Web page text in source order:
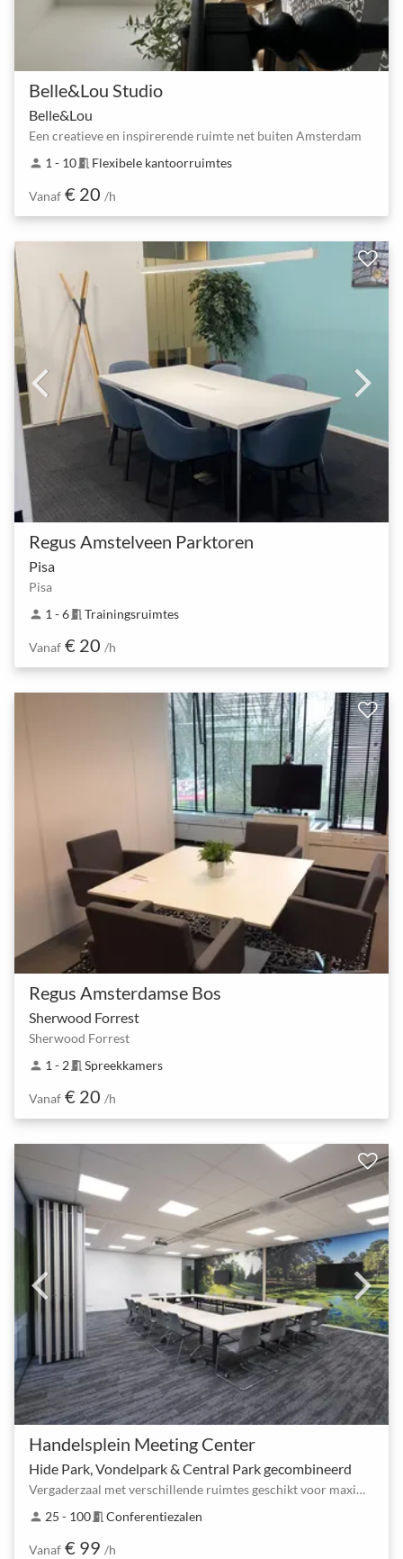
Belle&Lou Studio
Belle&Lou
Een creatieve en inspirerende ruimte net buiten Amsterdam
person 1 - 10meeting_room Flexibele kantoorruimtes
Vanaf € 20 /h
Regus Amstelveen Parktoren
Pisa
Pisa
person 1 - 6meeting_room Trainingsruimtes
Vanaf € 20 /h
Regus Amsterdamse Bos
Sherwood Forrest
Sherwood Forrest
person 1 - 2meeting_room Spreekkamers
Vanaf € 20 /h
Handelsplein Meeting Center
Hide Park, Vondelpark & Central Park gecombineerd
Vergaderzaal met verschillende ruimtes geschikt voor maximaal 100 deelnemers
person 25 - 100meeting_room Conferentiezalen
Vanaf € 99 /h